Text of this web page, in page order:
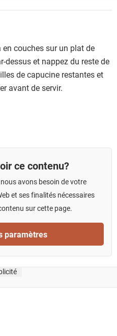
couches sur un plat de
dessus et nappez du reste de
de capucine restantes et
avant de servir.
ce contenu?
avons besoin de votre
et ses finalités nécessaires
sur cette page.
paramètres